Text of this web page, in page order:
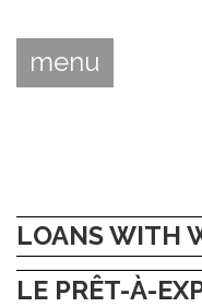
menu
LOANS WITH
LE PRÊT-À-